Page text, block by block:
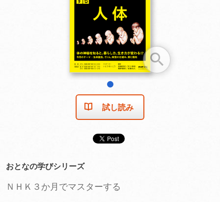
試し読み
おとなの学びシリーズ
ＮＨＫ３か月でマスターする